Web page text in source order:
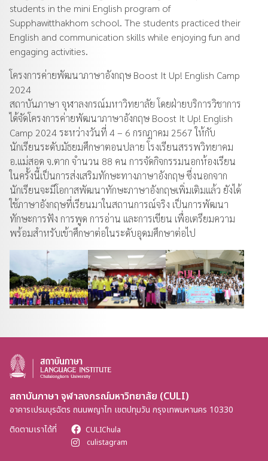
students in the mini English program of
Supphawitthakhom school. The students practiced their
English and communication skills while enjoying fun and
engaging activities.
โครงการค่ายพัฒนาภาษาอังกฤษ Boost It Up! English Camp
2024
สถาบันภาษา จุฬาลงกรณ์มหาวิทยาลัย โดยฝ่ายบริการวิชาการ
ได้จัดโครงการค่ายพัฒนาภาษาอังกฤษ Boost It Up! English
Camp 2024 ระหว่างวันที่ 4 – 6 กรกฎาคม 2567 ให้กับ
นักเรียนระดับมัธยมศึกษาตอนปลาย โรงเรียนสรรพวิทยาคม
อ.แม่สอด จ.ตาก จำนวน 88 คน การจัดกิจกรรมนอกห้องเรียน
ในครั้งนี้เป็นการส่งเสริมทักษะทางภาษาอังกฤษ ซึ่งนอกจาก
นักเรียนจะมีโอกาสพัฒนาทักษะภาษาอังกฤษเพิ่มเติมแล้ว ยังได้
ใช้ภาษาอังกฤษที่เรียนมาในสถานการณ์จริง เป็นการพัฒนา
ทักษะการฟัง การพูด การอ่าน และการเขียน เพื่อเตรียมความ
พร้อมสำหรับเข้าศึกษาต่อในระดับอุดมศึกษาต่อไป
สถาบันภาษา จุฬาลงกรณ์มหาวิทยาลัย (CULI)
อาคารเปรมบุรฉัตร ถนนพญาไท เขตปทุมวัน กรุงเทพมหานคร 10330
ติดตามเราได้ที่
CULIChula
culistagram